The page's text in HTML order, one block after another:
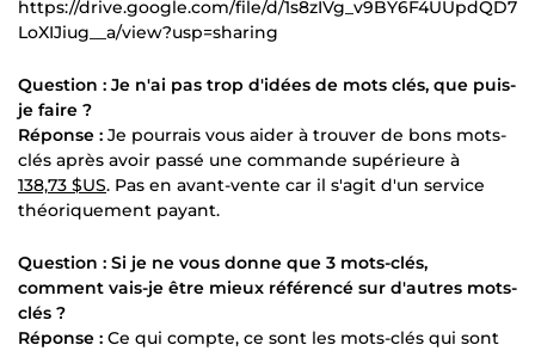
https://drive.google.com/file/d/1s8zIVg_v9BY6F4UUpdQD7
LoXIJiug__a/view?usp=sharing
Question : Je n'ai pas trop d'idées de mots clés, que puis-
je faire ?
Réponse : Je pourrais vous aider à trouver de bons mots-
clés après avoir passé une commande supérieure à
138,73 $US. Pas en avant-vente car il s'agit d'un service
théoriquement payant.
Question : Si je ne vous donne que 3 mots-clés,
comment vais-je être mieux référencé sur d'autres mots-
clés ?
Réponse : Ce qui compte, ce sont les mots-clés qui sont